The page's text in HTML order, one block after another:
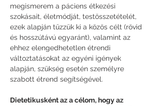
megismerem a páciens étkezési
szokásait, életmódját, testösszetételét,
ezek alapján tűzzük ki a közös célt (rövid
és hosszútávú egyaránt), valamint az
ehhez elengedhetetlen étrendi
változtatásokat az egyéni igények
alapján, szükség esetén személyre
szabott étrend segítségével.
Dietetikusként az a célom, hogy az